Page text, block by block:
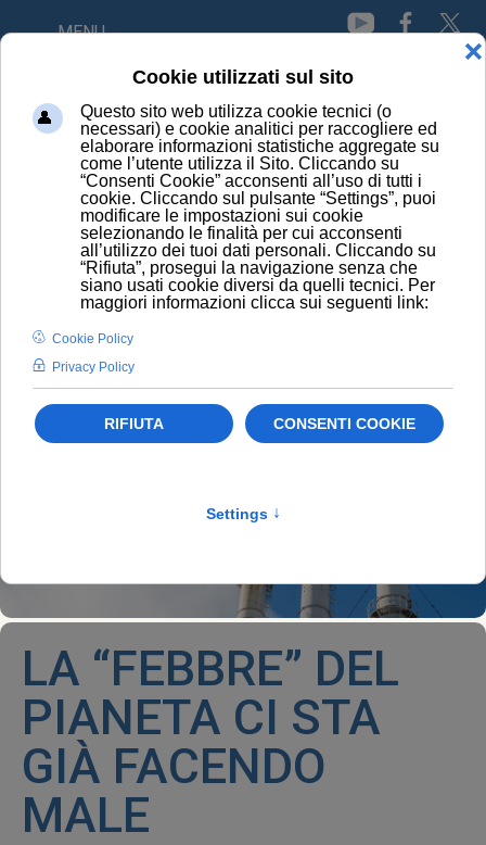
MENU
LA “FEBBRE” DEL PIANETA CI STA GIÀ FACENDO MALE
LA “FEBBRE” DEL
PIANETA CI STA
GIÀ FACENDO
MALE